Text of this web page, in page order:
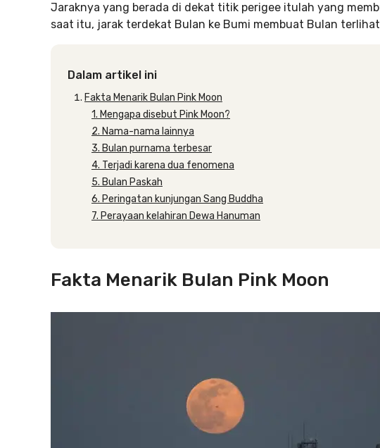
Jaraknya yang berada di dekat titik perigee itulah yang
saat itu, jarak terdekat Bulan ke Bumi membuat Bulan terlihat
Dalam artikel ini
Fakta Menarik Bulan Pink Moon
1. Mengapa disebut Pink Moon?
2. Nama-nama lainnya
3. Bulan purnama terbesar
4. Terjadi karena dua fenomena
5. Bulan Paskah
6. Peringatan kunjungan Sang Buddha
7. Perayaan kelahiran Dewa Hanuman
Fakta Menarik Bulan Pink Moon